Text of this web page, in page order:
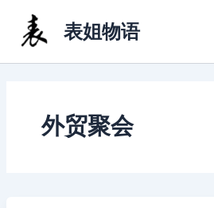
容
表姐物语
外贸聚会